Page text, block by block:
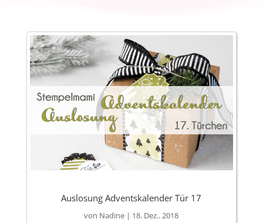
Auslosung Adventskalender Tür 17
von Nadine | 18. Dez.. 2018